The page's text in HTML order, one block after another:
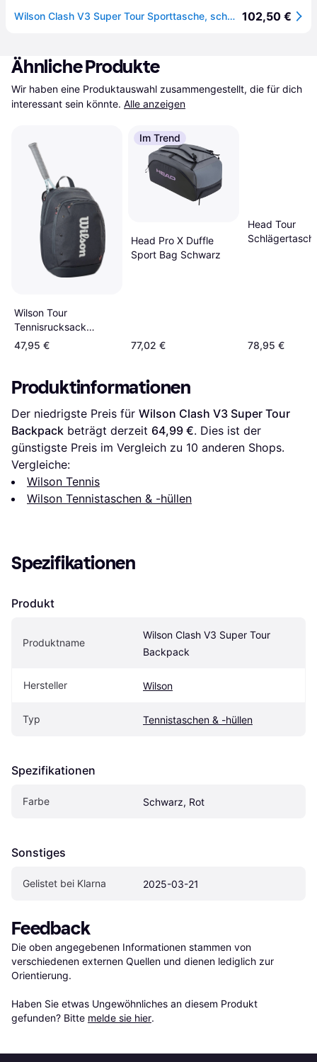
Wilson Clash V3 Super Tour Sporttasche, schwarz 102,50 €
Ähnliche Produkte
Wir haben eine Produktauswahl zusammengestellt, die für dich
interessant sein könnte. Alle anzeigen
Wilson Tour
Tennisrucksack
Schwarz
47,95 €
Im Trend
Head Pro X Duffle
Sport Bag Schwarz
77,02 €
Head Tour
78,95 €
Produktinformationen
Der niedrigste Preis für Wilson Clash V3 Super Tour
Backpack beträgt derzeit 64,99 €. Dies ist der
günstigste Preis im Vergleich zu 10 anderen Shops.
Vergleiche:
Wilson Tennis
Wilson Tennistaschen & -hüllen
Spezifikationen
Produkt
Produktname
Wilson Clash V3 Super Tour
Backpack
Hersteller Wilson
Typ Tennistaschen & -hüllen
Spezifikationen
Farbe Schwarz, Rot
Sonstiges
Gelistet bei Klarna 2025-03-21
Feedback
Die oben angegebenen Informationen stammen von
verschiedenen externen Quellen und dienen lediglich zur
Orientierung.
Haben Sie etwas Ungewöhnliches an diesem Produkt
gefunden? Bitte melde sie hier.